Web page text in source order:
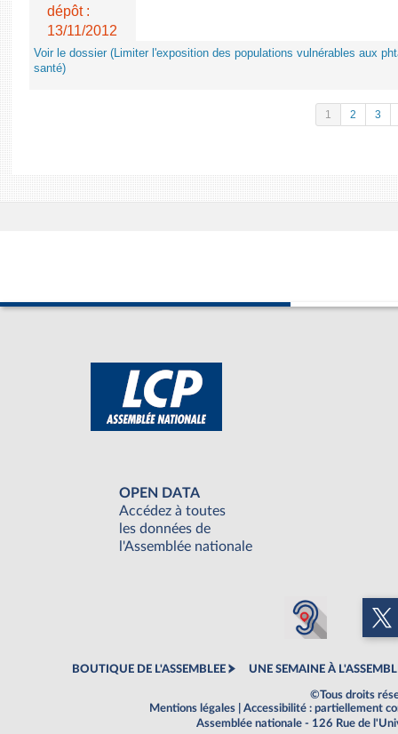
dépôt :
13/11/2012
Voir le dossier (Limiter l'exposition des populations vulnérables aux
santé)
1 2 3
OPEN DATA
Accédez à toutes
les données de
l'Assemblée nationale
BOUTIQUE DE L'ASSEMBLEE UNE SEMAINE À
©Tous droits
Mentions légales
Accessibilité : partiellement
Assemblée nationale - 126 Rue de